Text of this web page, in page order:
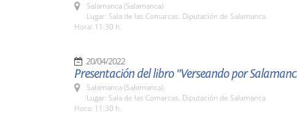
Salamanca (Salamanca)
Lugar: Sala de las Comarcas. Diputación de Salamanca
Hora: 11:30 h.
20/04/2022
Presentación del libro "Verseando por
Salamanca (Salamanca)
Lugar: Sala de las Comarcas. Diputación de Salamanca
Hora: 11:30 h.